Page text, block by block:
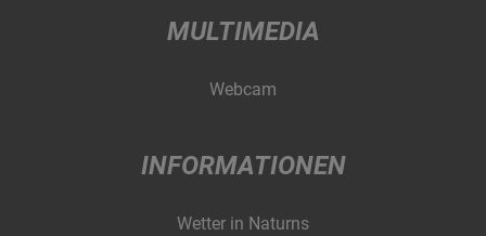
MULTIMEDIA
Webcam
INFORMATIONEN
Wetter in Naturns